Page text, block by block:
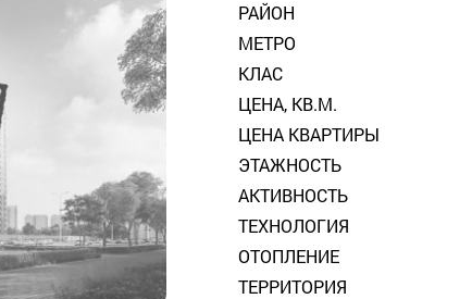
РАЙОН
МЕТРО
КЛАС
ЦЕНА, КВ.М.
ЦЕНА КВАРТИРЫ
ЭТАЖНОСТЬ
АКТИВНОСТЬ
ТЕХНОЛОГИЯ
ОТОПЛЕНИЕ
ТЕРРИТОРИЯ